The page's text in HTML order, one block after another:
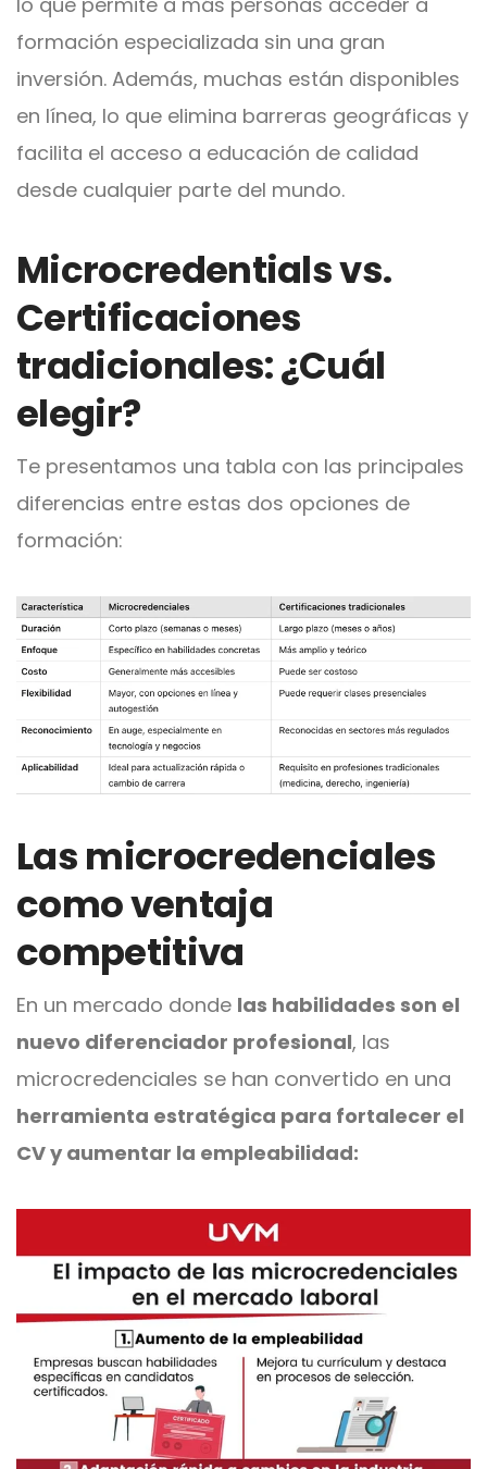
formación especializada sin una gran
inversión. Además, muchas están disponibles
en línea, lo que elimina barreras geográficas y
facilita el acceso a educación de calidad
desde cualquier parte del mundo.
Microcredentials vs.
Certificaciones
tradicionales: ¿Cuál
elegir?
Te presentamos una tabla con las principales
diferencias entre estas dos opciones de
formación:
Las microcredenciales
como ventaja
competitiva
En un mercado donde las habilidades son el
nuevo diferenciador profesional, las
microcredenciales se han convertido en una
herramienta estratégica para fortalecer el
CV y aumentar la empleabilidad: